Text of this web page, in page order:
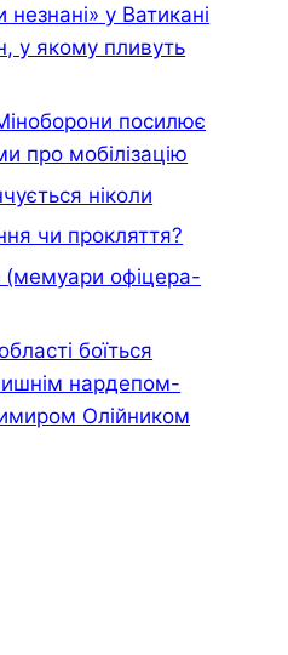
у Ватикані
у якому пливуть
посилює
про мобілізацію
ніколи
чи прокляття?
(мемуари офiцера-
боїться
нардепом-
Олійником